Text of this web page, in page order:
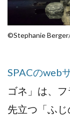
©️Stephanie
SPACのweb
ゴネ」は、
先立つ「ふじ